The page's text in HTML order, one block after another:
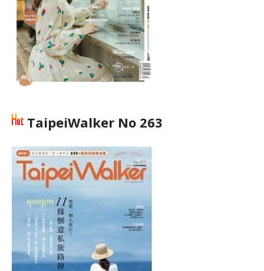
TaipeiWalker No 263